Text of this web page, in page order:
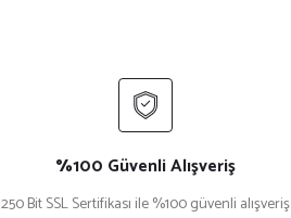
%100 Güvenli Alışveriş
250 Bit SSL Sertifikası ile %100 güvenli alışveriş